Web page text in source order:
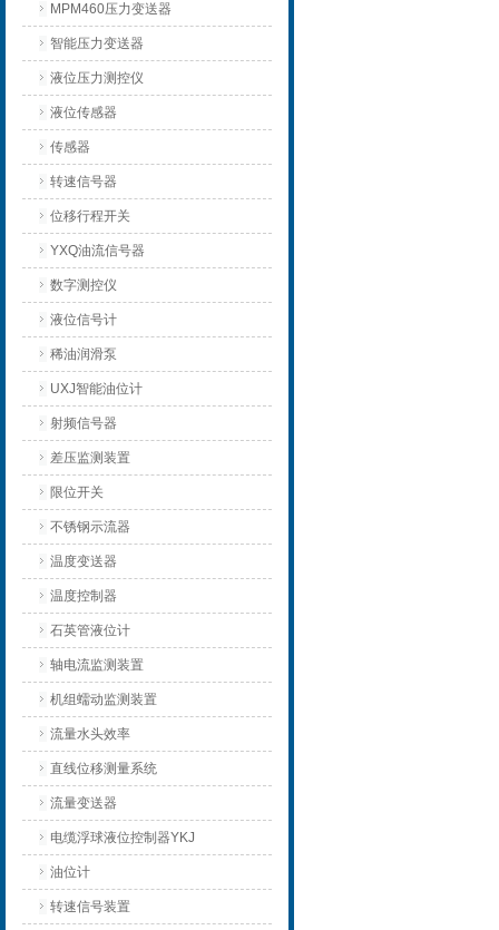
MPM460压力变送器
智能压力变送器
液位压力测控仪
液位传感器
传感器
转速信号器
位移行程开关
YXQ油流信号器
数字测控仪
液位信号计
稀油润滑泵
UXJ智能油位计
射频信号器
差压监测装置
限位开关
不锈钢示流器
温度变送器
温度控制器
石英管液位计
轴电流监测装置
机组蠕动监测装置
流量水头效率
直线位移测量系统
流量变送器
电缆浮球液位控制器YKJ
油位计
转速信号装置